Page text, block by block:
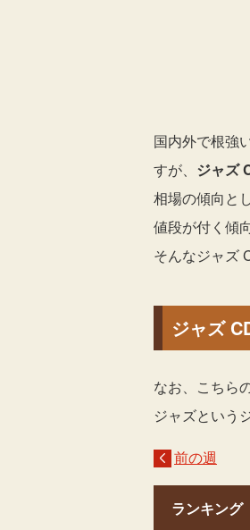
国内外で根強
すが、 ジャズ
相場の傾向と
値段が付く傾
そんなジャズ
ジャズ
なお、こちら
ジャズという
前の週
ランキング